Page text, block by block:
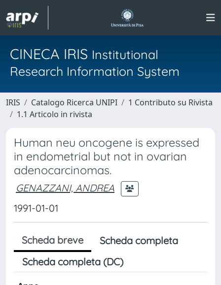
CINECA IRIS Institutional
Research Information System
IRIS Catalogo Ricerca UNIPI
1 Contributo su Rivista
1.1 Articolo in rivista
Human neu oncogene is expressed
in endometrial but not in ovarian
adenocarcinomas.
GENAZZANI, ANDREA
1991-01-01
Scheda breve
Scheda completa
Scheda completa (DC)